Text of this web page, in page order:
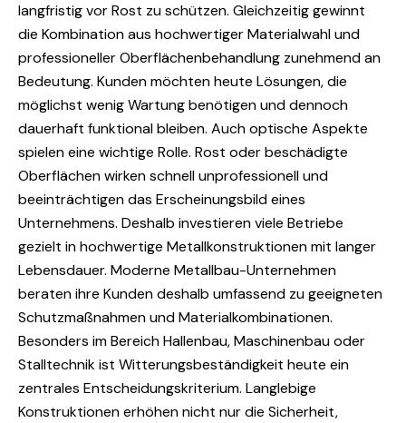
langfristig vor Rost zu schützen. Gleichzeitig gewinnt
die Kombination aus hochwertiger Materialwahl und
professioneller Oberflächenbehandlung zunehmend an
Bedeutung. Kunden möchten heute Lösungen, die
möglichst wenig Wartung benötigen und dennoch
dauerhaft funktional bleiben. Auch optische Aspekte
spielen eine wichtige Rolle. Rost oder beschädigte
Oberflächen wirken schnell unprofessionell und
beeinträchtigen das Erscheinungsbild eines
Unternehmens. Deshalb investieren viele Betriebe
gezielt in hochwertige Metallkonstruktionen mit langer
Lebensdauer. Moderne Metallbau-Unternehmen
beraten ihre Kunden deshalb umfassend zu geeigneten
Schutzmaßnahmen und Materialkombinationen.
Besonders im Bereich Hallenbau, Maschinenbau oder
Stalltechnik ist Witterungsbeständigkeit heute ein
zentrales Entscheidungskriterium. Langlebige
Konstruktionen erhöhen nicht nur die Sicherheit,